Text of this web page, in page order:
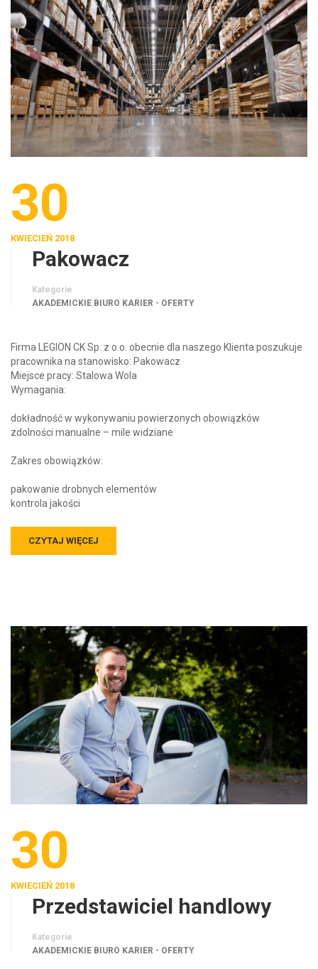
30
KWIECIEŃ 2018
Pakowacz
Kategorie
AKADEMICKIE BIURO KARIER - OFERTY
Firma LEGION CK Sp. z o.o. obecnie dla naszego Klienta poszukuje
pracownika na stanowisko: Pakowacz
Miejsce pracy: Stalowa Wola
Wymagania:
dokładność w wykonywaniu powierzonych obowiązków
zdolności manualne – mile widziane
Zakres obowiązków:
pakowanie drobnych elementów
kontrola jakości
CZYTAJ WIĘCEJ
30
KWIECIEŃ 2018
Przedstawiciel handlowy
Kategorie
AKADEMICKIE BIURO KARIER - OFERTY